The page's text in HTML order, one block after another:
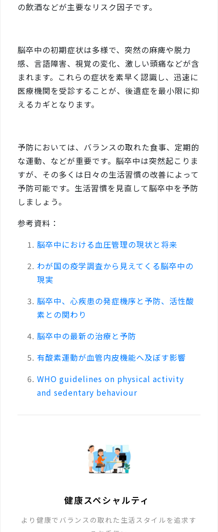
の飲酒などが主要なリスク因子です。
脳卒中の初期症状は多様で、突然の麻痺や脱力
感、言語障害、視覚の変化、激しい頭痛などが含
まれます。これらの症状を素早く認識し、迅速に
医療機関を受診することが、後遺症を最小限に抑
えるカギとなります。
予防においては、バランスの取れた食事、定期的
な運動、などが重要です。脳卒中は突然起こりま
すが、その多くは日々の生活習慣の改善によって
予防可能です。生活習慣を見直して脳卒中を予防
しましょう。
参考資料：
脳卒中における血圧管理の現状と将来
わが国の疫学調査から見えてくる脳卒中の
現実
脳卒中、心疾患の発症機序と予防、活性酸
素との関わり
脳卒中の最新の治療と予防
有酸素運動が血管内皮機能へ及ぼす影響
WHO guidelines on physical activity
and sedentary behaviour
健康スペシャルティ
より健康でバランスの取れた生活スタイルを追求す